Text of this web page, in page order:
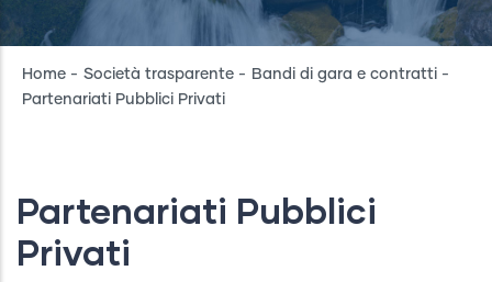
Breadcrumb
Home - Società trasparente - Bandi di gara e contratti -
Partenariati Pubblici Privati
Partenariati Pubblici
Privati